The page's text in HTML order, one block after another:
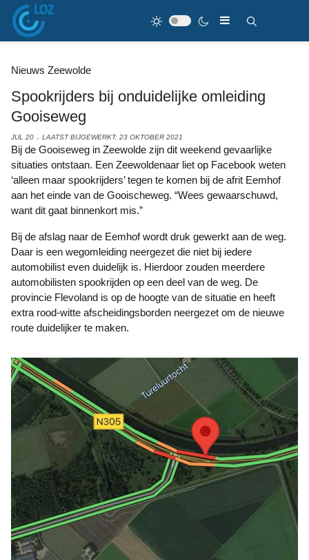
Nieuws Zeewolde
Spookrijders bij onduidelijke omleiding
Gooiseweg
JUL 20 LAATST BIJGEWERKT: 23 OKTOBER 2021
Bij de Gooiseweg in Zeewolde zijn dit weekend gevaarlijke
situaties ontstaan. Een Zeewoldenaar liet op Facebook weten
‘alleen maar spookrijders’ tegen te komen bij de afrit Eemhof
aan het einde van de Gooischeweg. “Wees gewaarschuwd,
want dit gaat binnenkort mis.”
Bij de afslag naar de Eemhof wordt druk gewerkt aan de weg.
Daar is een wegomleiding neergezet die niet bij iedere
automobilist even duidelijk is. Hierdoor zouden meerdere
automobilisten spookrijden op een deel van de weg. De
provincie Flevoland is op de hoogte van de situatie en heeft
extra rood-witte afscheidingsborden neergezet om de nieuwe
route duidelijker te maken.